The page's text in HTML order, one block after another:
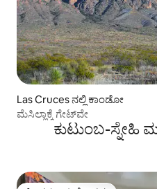
Las Cruces ನಲ್ಲಿ ಕಾಂಡೋ
ಮೆಸಿಲ್ಲಾಕ್ಕೆ ಗೇಟ್‌ವೇ
ಕುಟುಂಬ-